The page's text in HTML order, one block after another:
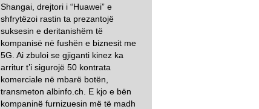
Shangai, drejtori i “Huawei” e
shfrytëzoi rastin ta prezantojë
suksesin e deritanishëm të
kompanisë në fushën e biznesit me
5G. Ai zbuloi se gjiganti kinez ka
arritur t’i sigurojë 50 kontrata
komerciale në mbarë botën,
transmeton albinfo.ch. E kjo e bën
kompaninë furnizuesin më të madh